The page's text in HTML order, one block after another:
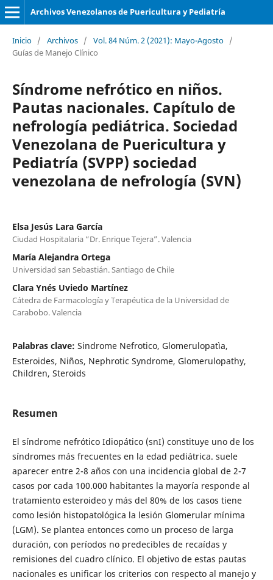
Archivos Venezolanos de Puericultura y Pediatría
Inicio / Archivos / Vol. 84 Núm. 2 (2021): Mayo-Agosto /
Guías de Manejo Clínico
Síndrome nefrótico en niños.
Pautas nacionales. Capítulo de
nefrología pediátrica. Sociedad
Venezolana de Puericultura y
Pediatría (SVPP) sociedad
venezolana de nefrología (SVN)
Elsa Jesús Lara García
Ciudad Hospitalaria “Dr. Enrique Tejera”. Valencia
María Alejandra Ortega
Universidad san Sebastián. Santiago de Chile
Clara Ynés Uviedo Martínez
Cátedra de Farmacología y Terapéutica de la Universidad de
Carabobo. Valencia
Palabras clave: Sindrome Nefrotico, Glomerulopatìa,
Esteroides, Niños, Nephrotic Syndrome, Glomerulopathy,
Children, Steroids
Resumen
El síndrome nefrótico Idiopático (snI) constituye uno de los
síndromes más frecuentes en la edad pediátrica. suele
aparecer entre 2-8 años con una incidencia global de 2-7
casos por cada 100.000 habitantes la mayoría responde al
tratamiento esteroideo y más del 80% de los casos tiene
como lesión histopatológica la lesión Glomerular mínima
(LGM). Se plantea entonces como un proceso de larga
duración, con períodos no predecibles de recaídas y
remisiones del cuadro clínico. El objetivo de estas pautas
nacionales es unificar los criterios con respecto al manejo y